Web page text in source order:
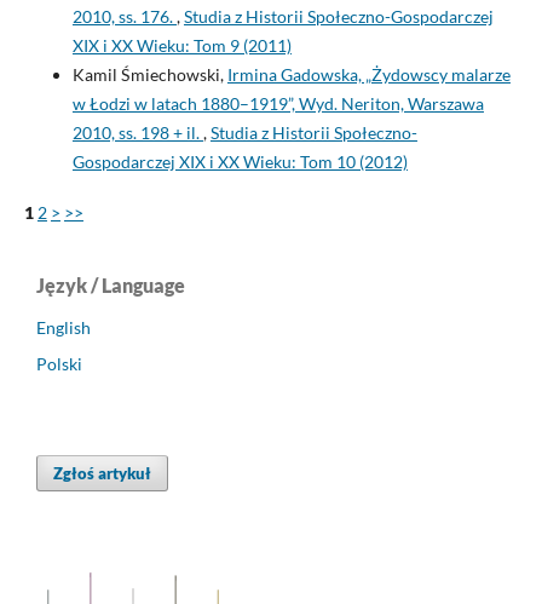
2010, ss. 176.,Studia z Historii Społeczno-Gospodarczej
XIX i XX Wieku: Tom 9 (2011)
Kamil Śmiechowski, Irmina Gadowska, „Żydowscy malarze
w Łodzi w latach 1880–1919”, Wyd. Neriton, Warszawa
2010, ss. 198 + il.,Studia z Historii Społeczno-
Gospodarczej XIX i XX Wieku: Tom 10 (2012)
1 2 > >>
Język / Language
English
Polski
Zgłoś artykuł